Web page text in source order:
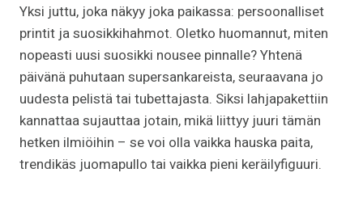
Yksi juttu, joka näkyy joka paikassa: persoonalliset
printit ja suosikkihahmot. Oletko huomannut, miten
nopeasti uusi suosikki nousee pinnalle? Yhtenä
päivänä puhutaan supersankareista, seuraavana jo
uudesta pelistä tai tubettajasta. Siksi lahjapakettiin
kannattaa sujauttaa jotain, mikä liittyy juuri tämän
hetken ilmiöihin – se voi olla vaikka hauska paita,
trendikäs juomapullo tai vaikka pieni keräilyfiguuri.